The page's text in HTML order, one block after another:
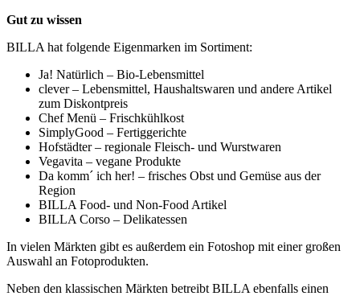
Gut zu wissen
BILLA hat folgende Eigenmarken im Sortiment:
Ja! Natürlich – Bio-Lebensmittel
clever – Lebensmittel, Haushaltswaren und andere Artikel
zum Diskontpreis
Chef Menü – Frischkühlkost
SimplyGood – Fertiggerichte
Hofstädter – regionale Fleisch- und Wurstwaren
Vegavita – vegane Produkte
Da komm´ ich her! – frisches Obst und Gemüse aus der
Region
BILLA Food- und Non-Food Artikel
BILLA Corso – Delikatessen
In vielen Märkten gibt es außerdem ein Fotoshop mit einer großen
Auswahl an Fotoprodukten.
Neben den klassischen Märkten betreibt BILLA ebenfalls einen